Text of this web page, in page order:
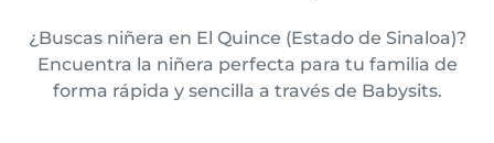
¿Buscas niñera en El Quince (Estado de Sinaloa)?
Encuentra la niñera perfecta para tu familia de
forma rápida y sencilla a través de Babysits.